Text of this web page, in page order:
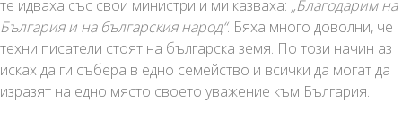
те идваха със свои министри и ми казваха: „Благодарим на
България и на българския народ“. Бяха много доволни, че
техни писатели стоят на българска земя. По този начин аз
исках да ги събера в едно семейство и всички да могат да
изразят на едно място своето уважение към България.